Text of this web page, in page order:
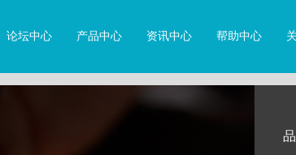
论坛中心 产品中心 资讯中心 帮助中心